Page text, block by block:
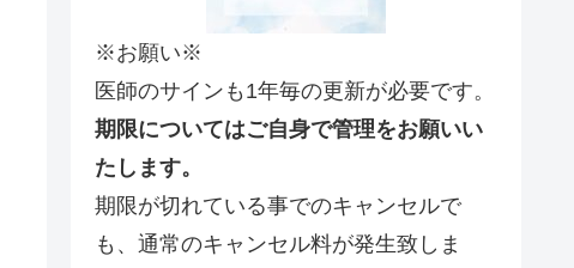
※お願い※
医師のサインも1年毎の更新が必要です。
期限についてはご自身で管理をお願いい
たします。
期限が切れている事でのキャンセルで
も、通常のキャンセル料が発生致しま